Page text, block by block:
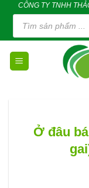
content
CÔNG TY TNHH
Tìm
kiếm
phẩm
Ở đâu